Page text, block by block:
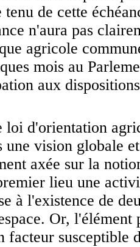
tenu de cette
n'aura pas
agricole
mois au
aux
loi d'orientation
une vision globale
axée sur la
lieu une
à l'existence de
Or,
facteur susceptible